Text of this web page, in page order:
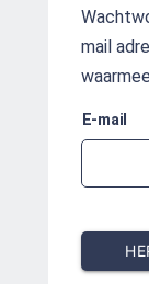
mail
E-mail